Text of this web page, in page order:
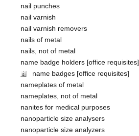
nail punches
nail varnish
nail varnish removers
nails of metal
nails, not of metal
name badge holders [office requisites]
name badges [office requisites]
nameplates of metal
nameplates, not of metal
nanites for medical purposes
nanoparticle size analysers
nanoparticle size analyzers